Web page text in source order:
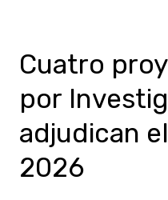
Cuatro
por
adjudican
2026